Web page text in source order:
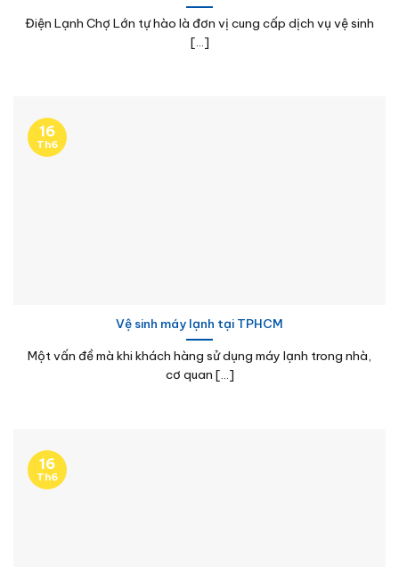
Điện Lạnh Chợ Lớn tự hào là đơn vị cung cấp dịch vụ vệ sinh
[...]
Vệ sinh máy lạnh tại TPHCM
Một vấn đề mà khi khách hàng sử dụng máy lạnh trong nhà,
cơ quan [...]
16
Th6
16
Th6